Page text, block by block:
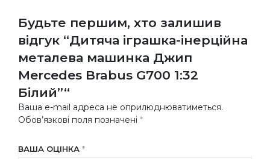
Будьте першим, хто залишив
відгук “Дитяча іграшка-інерційна
металева машинка Джип
Mercedes Brabus G700 1:32
Білий”“
Ваша e-mail адреса не оприлюднюватиметься.
Обов’язкові поля позначені *
ВАША ОЦІНКА *